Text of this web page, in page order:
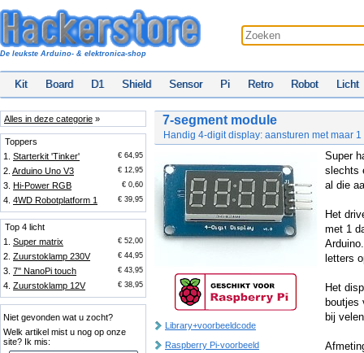
De leukste Arduino- & elektronica-shop
Kit Board D1 Shield Sensor Pi Retro Robot Licht
Alles in deze categorie »
Toppers
1. Starterkit 'Tinker' € 64,95
2. Arduino Uno V3 € 12,95
3. Hi-Power RGB € 0,60
4. 4WD Robotplatform 1 € 39,95
Top 4 licht
1. Super matrix € 52,00
2. Zuurstoklamp 230V € 44,95
3. 7'' NanoPi touch € 43,95
4. Zuurstoklamp 12V € 38,95
Niet gevonden wat u zocht?
Welk artikel mist u nog op onze
site? Ik mis:
7-segment module
Handig 4-digit display: aansturen met maar
Library+voorbeeldcode
Raspberry Pi-voorbeeld
Super
slechts
al die
Het
met 1
letters
Het
boutjes
bij